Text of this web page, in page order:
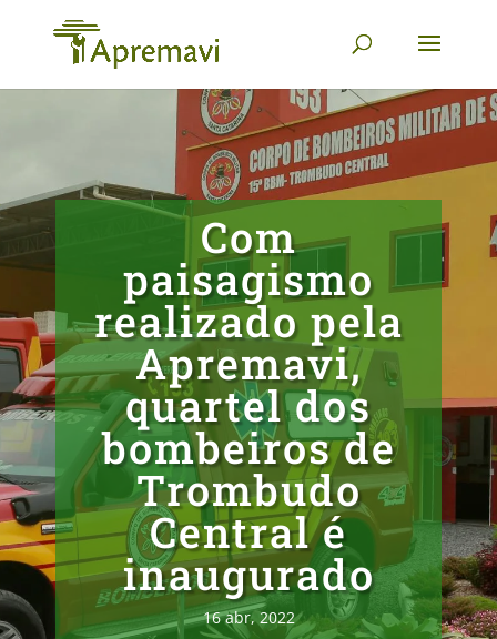
Com
paisagismo
realizado pela
Apremavi,
quartel dos
bombeiros de
Trombudo
Central é
inaugurado
16 abr, 2022